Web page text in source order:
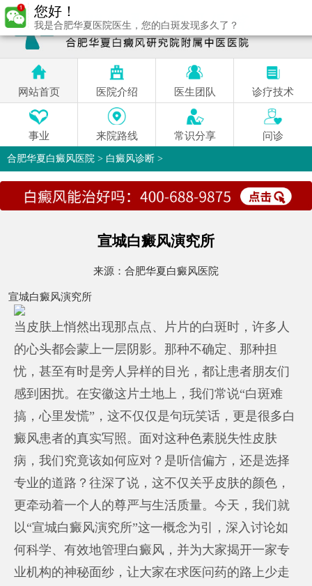
网站首页 医院介绍 医生团队 诊疗技术
事业 来院路线 常识分享 问诊
合肥华夏白癜风医院 > 白癜风诊断 >
宣城白癜风演究所
来源： 合肥华夏白癜风医院
宣城白癜风演究所
当皮肤上悄然出现那点点、片片的白斑时，许多人
的心头都会蒙上一层阴影。那种不确定、那种担
忧，甚至有时是旁人异样的目光，都让患者朋友们
感到困扰。在安徽这片土地上，我们常说“白斑难
搞，心里发慌”，这不仅仅是句玩笑话，更是很多白
癜风患者的真实写照。面对这种色素脱失性皮肤
病，我们究竟该如何应对？是听信偏方，还是选择
专业的道路？往深了说，这不仅关乎皮肤的颜色，
更牵动着一个人的尊严与生活质量。今天，我们就
以“宣城白癜风演究所”这一概念为引，深入讨论如
何科学、有效地管理白癜风，并为大家揭开一家专
业机构的神秘面纱，让大家在求医问药的路上少走
您好！
我是合肥华夏医院医生，您的白斑发现多久了？